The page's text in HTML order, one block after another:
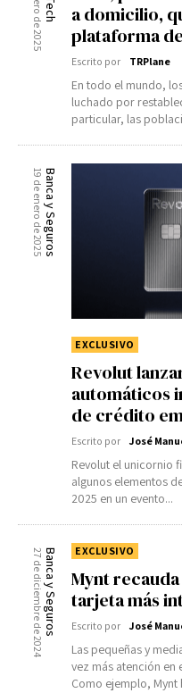
a domicilio,
plataforma
Escrito por TRPlane
En todo el mundo,
luchado por
particular, las
Banca y Seguros
19 de enero de 2025
EXCLUSIVO
Revolut
automáticos
de crédito
Escrito por José
Revolut el unicornio
algunos elementos
2025 en un evento...
Banca y Seguros
27 de diciembre de 2024 EXCLUSIVO
Mynt
tarjeta más
Escrito por José
Las pequeñas y
vez más atención en
Como ejemplo, Mynt